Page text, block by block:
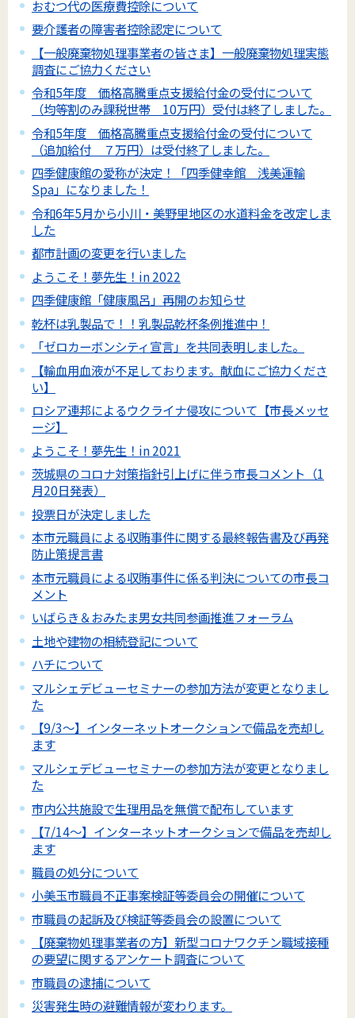
おむつ代の医療費控除について
要介護者の障害者控除認定について
【一般廃棄物処理事業者の皆さま】一般廃棄物処理実態
調査にご協力ください
令和5年度 価格高騰重点支援給付金の受付について
（均等割のみ課税世帯 10万円）受付は終了しました。
令和5年度 価格高騰重点支援給付金の受付について
（追加給付 ７万円）は受付終了しました。
四季健康館の愛称が決定！「四季健幸館 浅美運輸
Spa」になりました！
令和6年5月から小川・美野里地区の水道料金を改定しま
した
都市計画の変更を行いました
ようこそ！夢先生！in 2022
四季健康館「健康風呂」再開のお知らせ
乾杯は乳製品で！！乳製品乾杯条例推進中！
「ゼロカーボンシティ宣言」を共同表明しました。
【輸血用血液が不足しております。献血にご協力くださ
い】
ロシア連邦によるウクライナ侵攻について【市長メッセ
ージ】
ようこそ！夢先生！in 2021
茨城県のコロナ対策指針引上げに伴う市長コメント（1
月20日発表）
投票日が決定しました
本市元職員による収賄事件に関する最終報告書及び再発
防止策提言書
本市元職員による収賄事件に係る判決についての市長コ
メント
いばらき＆おみたま男女共同参画推進フォーラム
土地や建物の相続登記について
ハチについて
マルシェデビューセミナーの参加方法が変更となりまし
た
【9/3～】インターネットオークションで備品を売却し
ます
マルシェデビューセミナーの参加方法が変更となりまし
た
市内公共施設で生理用品を無償で配布しています
【7/14～】インターネットオークションで備品を売却し
ます
職員の処分について
小美玉市職員不正事案検証等委員会の開催について
市職員の起訴及び検証等委員会の設置について
【廃棄物処理事業者の方】新型コロナワクチン職域接種
の要望に関するアンケート調査について
市職員の逮捕について
災害発生時の避難情報が変わります。